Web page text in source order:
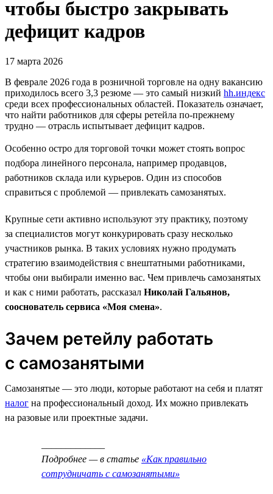
чтобы быстро закрывать
дефицит кадров
17 марта 2026
В феврале 2026 года в розничной торговле на одну вакансию
приходилось всего 3,3 резюме — это самый низкий hh.индекс
среди всех профессиональных областей. Показатель означает,
что найти работников для сферы ретейла по-прежнему
трудно — отрасль испытывает дефицит кадров.
Особенно остро для торговой точки может стоять вопрос
подбора линейного персонала, например продавцов,
работников склада или курьеров. Один из способов
справиться с проблемой — привлекать самозанятых.
Крупные сети активно используют эту практику, поэтому
за специалистов могут конкурировать сразу несколько
участников рынка. В таких условиях нужно продумать
стратегию взаимодействия с внештатными работниками,
чтобы они выбирали именно вас. Чем привлечь самозанятых
и как с ними работать, рассказал Николай Гальянов,
сооснователь сервиса «Моя смена».
Зачем ретейлу работать
с самозанятыми
Самозанятые — это люди, которые работают на себя и платят
налог на профессиональный доход. Их можно привлекать
на разовые или проектные задачи.
Подробнее — в статье «Как правильно
сотрудничать с самозанятыми»